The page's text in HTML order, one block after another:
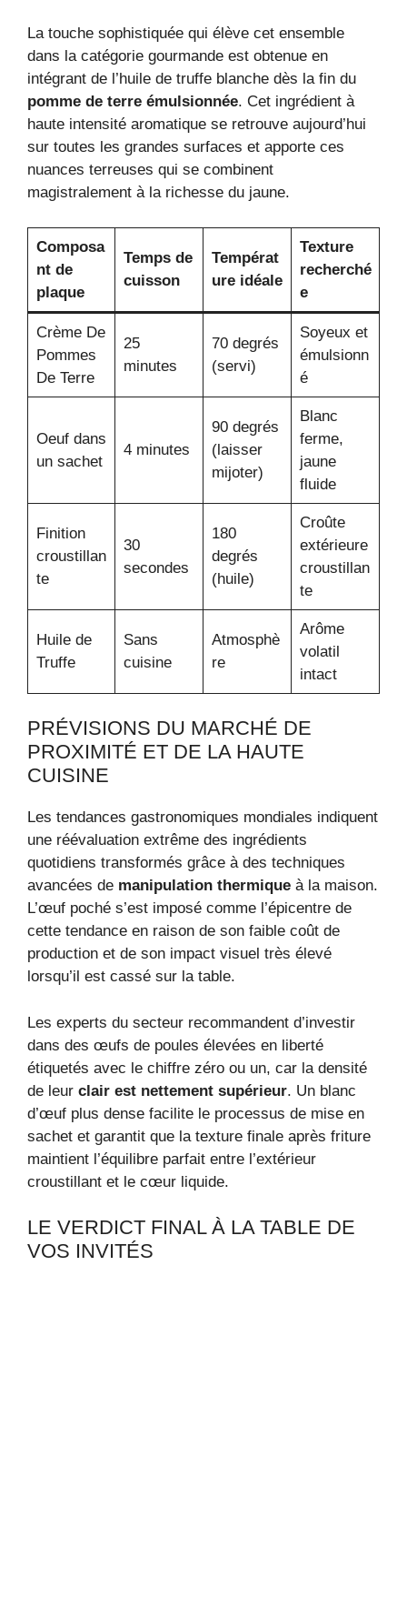
La touche sophistiquée qui élève cet ensemble
dans la catégorie gourmande est obtenue en
intégrant de l’huile de truffe blanche dès la fin du
pomme de terre émulsionnée. Cet ingrédient à
haute intensité aromatique se retrouve aujourd’hui
sur toutes les grandes surfaces et apporte ces
nuances terreuses qui se combinent
magistralement à la richesse du jaune.
Composa
nt de
plaque
Temps de
cuisson
Températ
ure idéale
Texture
recherché
e
Crème De
Pommes
De Terre
25
minutes
70 degrés
(servi)
Soyeux et
émulsionn
é
Oeuf dans
un sachet
4 minutes
90 degrés
(laisser
mijoter)
Blanc
ferme,
jaune
fluide
Finition
croustillan
te
30
secondes
180
degrés
(huile)
Croûte
extérieure
croustillan
te
Huile de
Truffe
Sans
cuisine
Atmosphè
re
Arôme
volatil
intact
PRÉVISIONS DU MARCHÉ DE
PROXIMITÉ ET DE LA HAUTE
CUISINE
Les tendances gastronomiques mondiales indiquent
une réévaluation extrême des ingrédients
quotidiens transformés grâce à des techniques
avancées de manipulation thermique à la maison.
L’œuf poché s’est imposé comme l’épicentre de
cette tendance en raison de son faible coût de
production et de son impact visuel très élevé
lorsqu’il est cassé sur la table.
Les experts du secteur recommandent d’investir
dans des œufs de poules élevées en liberté
étiquetés avec le chiffre zéro ou un, car la densité
de leur clair est nettement supérieur. Un blanc
d’œuf plus dense facilite le processus de mise en
sachet et garantit que la texture finale après friture
maintient l’équilibre parfait entre l’extérieur
croustillant et le cœur liquide.
LE VERDICT FINAL À LA TABLE DE
VOS INVITÉS